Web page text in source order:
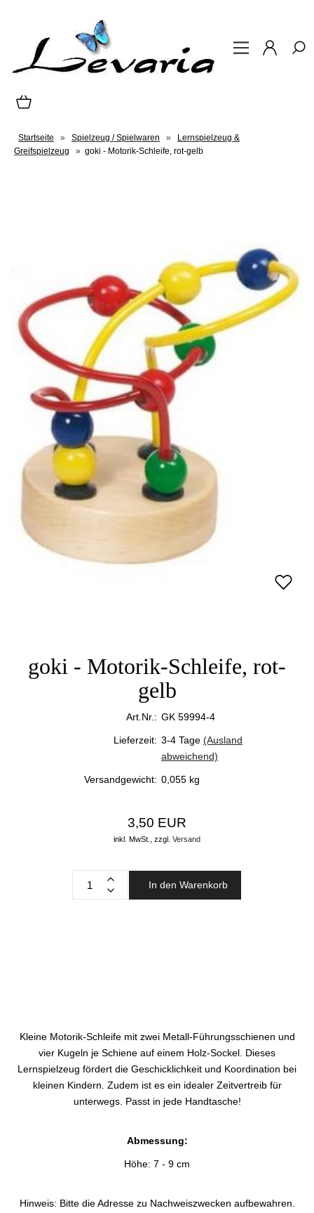
Startseite » Spielzeug / Spielwaren »
Lernspielzeug &
Greifspielzeug
» goki - Motorik-Schleife, rot-gelb
goki - Motorik-Schleife, rot-
gelb
Art.Nr.: GK 59994-4
Lieferzeit: 3-4 Tage (Ausland
abweichend)
Versandgewicht: 0,055 kg
3,50 EUR
inkl. MwSt., zzgl. Versand
In den Warenkorb
Kleine Motorik-Schleife mit zwei Metall-Führungsschienen und
vier Kugeln je Schiene auf einem Holz-Sockel. Dieses
Lernspielzeug fördert die Geschicklichkeit und Koordination bei
kleinen Kindern. Zudem ist es ein idealer Zeitvertreib für
unterwegs. Passt in jede Handtasche!
Abmessung:
Höhe: 7 - 9 cm
Hinweis: Bitte die Adresse zu Nachweiszwecken aufbewahren.